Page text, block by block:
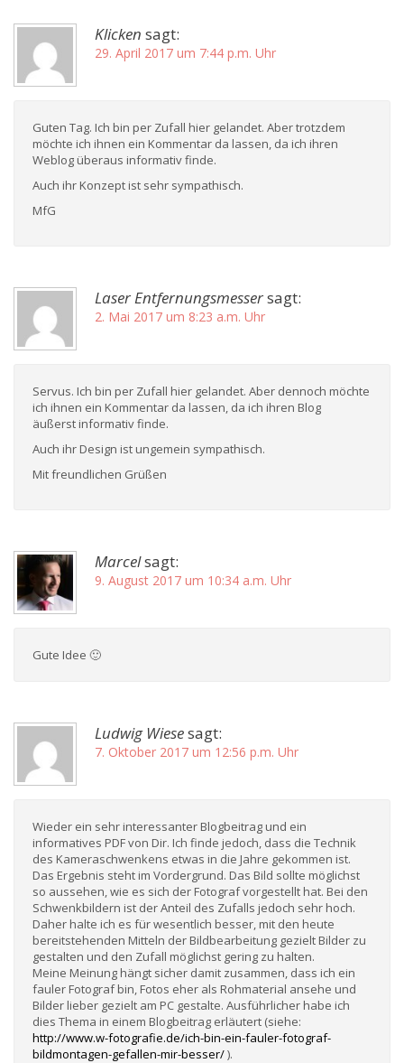
Klicken sagt:
29. April 2017 um 7:44 p.m. Uhr
Guten Tag. Ich bin per Zufall hier gelandet. Aber trotzdem
möchte ich ihnen ein Kommentar da lassen, da ich ihren
Weblog überaus informativ finde.
Auch ihr Konzept ist sehr sympathisch.
MfG
Laser Entfernungsmessersagt:
2. Mai 2017 um 8:23 a.m. Uhr
Servus. Ich bin per Zufall hier gelandet. Aber dennoch möchte
ich ihnen ein Kommentar da lassen, da ich ihren Blog
äußerst informativ finde.
Auch ihr Design ist ungemein sympathisch.
Mit freundlichen Grüßen
Marcelsagt:
9. August 2017 um 10:34 a.m. Uhr
Gute Idee 🙂
Ludwig Wiesesagt:
7. Oktober 2017 um 12:56 p.m. Uhr
Wieder ein sehr interessanter Blogbeitrag und ein
informatives PDF von Dir. Ich finde jedoch, dass die Technik
des Kameraschwenkens etwas in die Jahre gekommen ist.
Das Ergebnis steht im Vordergrund. Das Bild sollte möglichst
so aussehen, wie es sich der Fotograf vorgestellt hat. Bei den
Schwenkbildern ist der Anteil des Zufalls jedoch sehr hoch.
Daher halte ich es für wesentlich besser, mit den heute
bereitstehenden Mitteln der Bildbearbeitung gezielt Bilder zu
gestalten und den Zufall möglichst gering zu halten.
Meine Meinung hängt sicher damit zusammen, dass ich ein
fauler Fotograf bin, Fotos eher als Rohmaterial ansehe und
Bilder lieber gezielt am PC gestalte. Ausführlicher habe ich
dies Thema in einem Blogbeitrag erläutert (siehe:
http://www.w-fotografie.de/ich-bin-ein-fauler-fotograf-
bildmontagen-gefallen-mir-besser/).